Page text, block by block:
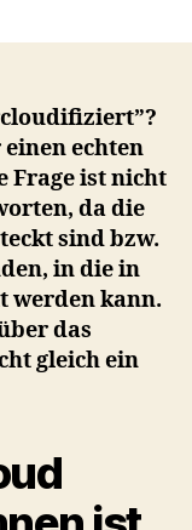
Service?
echten
Frage ist nicht
da die
sind bzw.
in die in
werden kann.
das
gleich ein